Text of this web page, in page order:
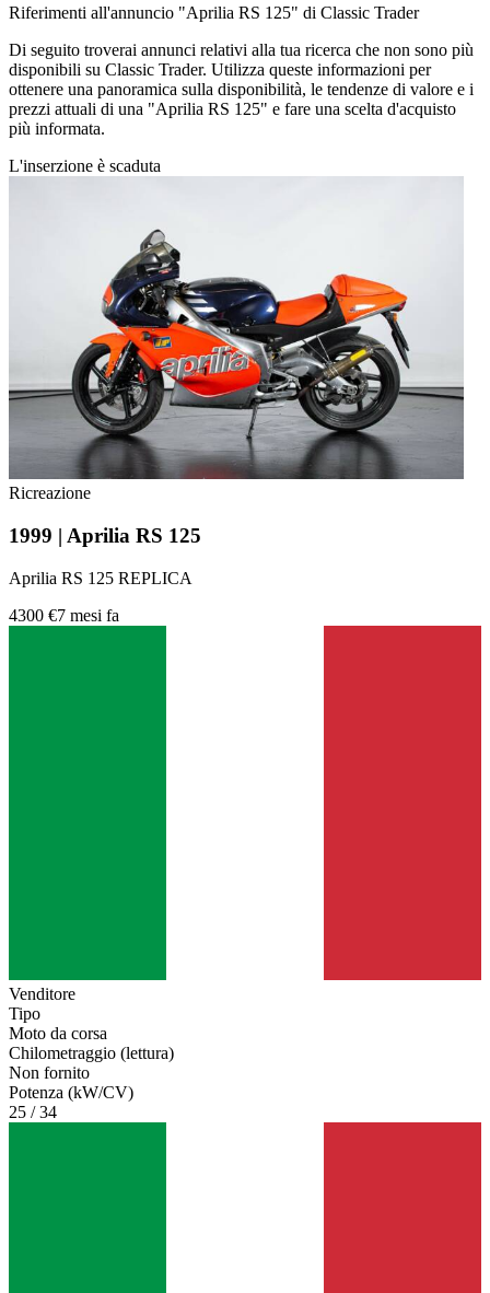
Riferimenti all'annuncio "Aprilia RS 125" di Classic Trader
Di seguito troverai annunci relativi alla tua ricerca che non sono più
disponibili su Classic Trader. Utilizza queste informazioni per
ottenere una panoramica sulla disponibilità, le tendenze di valore e i
prezzi attuali di una "Aprilia RS 125" e fare una scelta d'acquisto
più informata.
L'inserzione è scaduta
Ricreazione
1999 | Aprilia RS 125
Aprilia RS 125 REPLICA
4300 €7 mesi fa
Venditore
Tipo
Moto da corsa
Chilometraggio (lettura)
Non fornito
Potenza (kW/CV)
25 / 34